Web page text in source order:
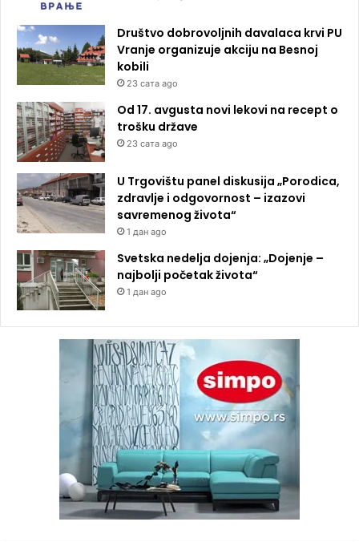
Društvo dobrovoljnih davalaca krvi PU
Vranje organizuje akciju na Besnoj
kobili
23 сата ago
Od 17. avgusta novi lekovi na recept o
trošku države
23 сата ago
U Trgovištu panel diskusija „Porodica,
zdravlje i odgovornost – izazovi
savremenog života“
1 дан ago
Svetska nedelja dojenja: „Dojenje –
najbolji početak života“
1 дан ago